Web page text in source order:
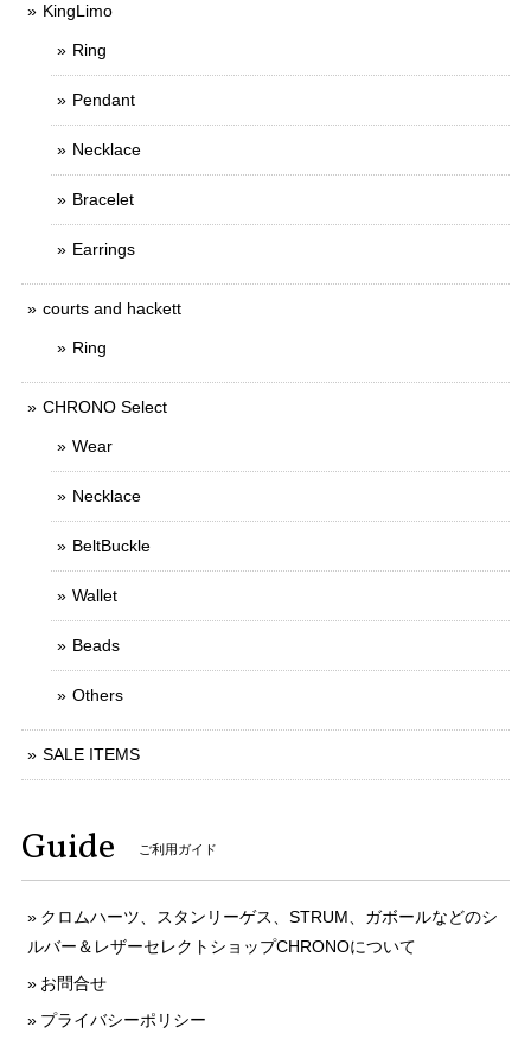
KingLimo
Ring
Pendant
Necklace
Bracelet
Earrings
courts and hackett
Ring
CHRONO Select
Wear
Necklace
BeltBuckle
Wallet
Beads
Others
SALE ITEMS
Guide ご利用ガイド
クロムハーツ、スタンリーゲス、STRUM、ガボールなどのシ
ルバー＆レザーセレクトショップCHRONOについて
お問合せ
プライバシーポリシー